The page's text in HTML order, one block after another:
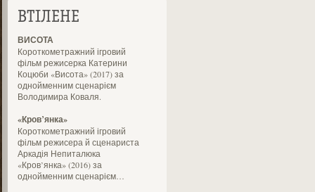
ВТІЛЕНЕ
ВИСОТА
Короткометражний ігровий
фільм режисерка Катерини
Коцюби «Висота» (2017) за
однойменним сценарієм
Володимира Коваля.
«Кров’янка»
Короткометражний ігровий
фільм режисера й сценариста
Аркадія Непиталюка
«Кров’янка» (2016) за
однойменним сценарієм…